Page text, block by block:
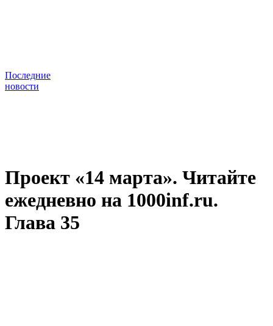
Последние
новости
Проект «14 марта». Читайте
ежедневно на 1000inf.ru.
Глава 35